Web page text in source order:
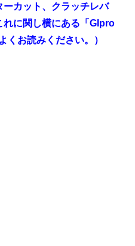
カット、クラッチレバ
れに関し横にある「GIpro
くお読みください。）